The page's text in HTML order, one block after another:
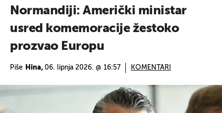
Normandiji: Američki ministar
usred komemoracije žestoko
prozvao Europu
Piše Hina, 06. lipnja 2026. @ 16:57 KOMENTARI